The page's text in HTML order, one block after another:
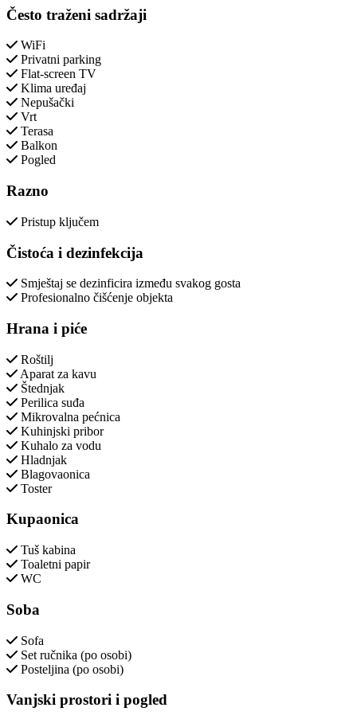
Često traženi sadržaji
WiFi
Privatni parking
Flat-screen TV
Klima uređaj
Nepušački
Vrt
Terasa
Balkon
Pogled
Razno
Pristup ključem
Čistoća i dezinfekcija
Smještaj se dezinficira između svakog gosta
Profesionalno čišćenje objekta
Hrana i piće
Roštilj
Aparat za kavu
Štednjak
Perilica suđa
Mikrovalna pećnica
Kuhinjski pribor
Kuhalo za vodu
Hladnjak
Blagovaonica
Toster
Kupaonica
Tuš kabina
Toaletni papir
WC
Soba
Sofa
Set ručnika (po osobi)
Posteljina (po osobi)
Vanjski prostori i pogled